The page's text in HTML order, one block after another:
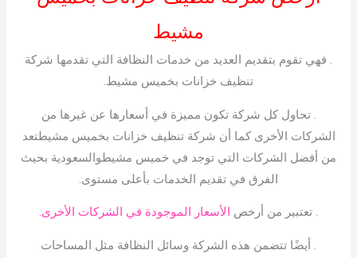
مشيط
. فهي تقوم بتقديم العديد من خدمات النظافة التي تقدمها شركة
تنظيف خزانات بخميس مشيط.
. تحاول كل شركة تكون مميزة في أسعارها عن غيرها من
الشركات الأخرى كما أن شركة تنظيف خزانات بخميس مشيطتعد
من أفضل الشركات التي توجد في خميس مشيطوالسعودية بحيث
الفرق في تقديم الخدمات بأعلى مستوى.
. تعتبير من أرخص الأسعار الموجودة في الشركات الأخرى.
. أيضًا تتضمن هذه الشركة وسائل النظافة مثل المساحات